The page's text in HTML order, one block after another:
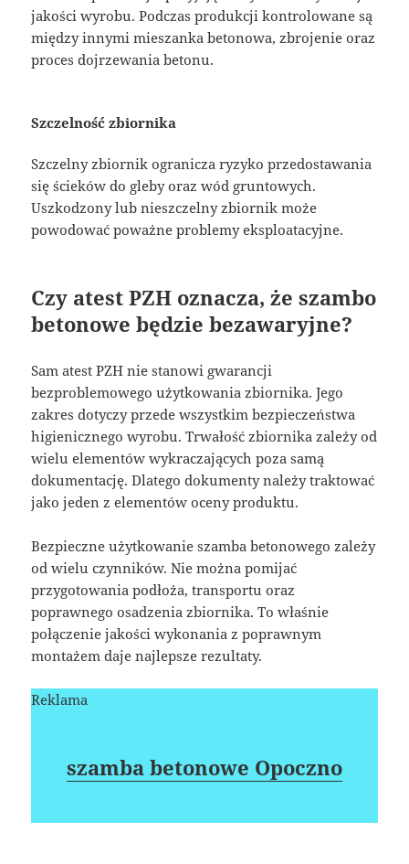
jakości wyrobu. Podczas produkcji kontrolowane są
między innymi mieszanka betonowa, zbrojenie oraz
proces dojrzewania betonu.
Szczelność zbiornika
Szczelny zbiornik ogranicza ryzyko przedostawania
się ścieków do gleby oraz wód gruntowych.
Uszkodzony lub nieszczelny zbiornik może
powodować poważne problemy eksploatacyjne.
Czy atest PZH oznacza, że szambo
betonowe będzie bezawaryjne?
Sam atest PZH nie stanowi gwarancji
bezproblemowego użytkowania zbiornika. Jego
zakres dotyczy przede wszystkim bezpieczeństwa
higienicznego wyrobu. Trwałość zbiornika zależy od
wielu elementów wykraczających poza samą
dokumentację. Dlatego dokumenty należy traktować
jako jeden z elementów oceny produktu.
Bezpieczne użytkowanie szamba betonowego zależy
od wielu czynników. Nie można pomijać
przygotowania podłoża, transportu oraz
poprawnego osadzenia zbiornika. To właśnie
połączenie jakości wykonania z poprawnym
montażem daje najlepsze rezultaty.
Reklama
szamba betonowe Opoczno